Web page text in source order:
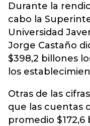
Durante la
cabo la
Universidad
Jorge Castaño
$398,2 billones
los
Otras de las
que las cuentas
promedio